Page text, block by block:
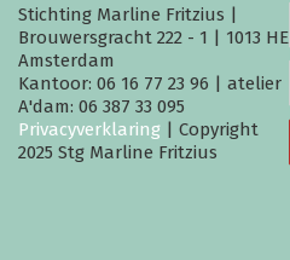
Stichting Marline Fritzius |
Brouwersgracht 222 - 1 | 1013 HE
Amsterdam
Kantoor: 06 16 77 23 96 | atelier
A'dam: 06 387 33 095
Privacyverklaring | Copyright
2025 Stg Marline Fritzius